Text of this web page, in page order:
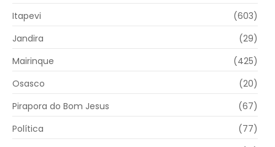
Itapevi
(603)
Jandira
(29)
Mairinque
(425)
Osasco
(20)
Pirapora do Bom Jesus
(67)
Política
(77)